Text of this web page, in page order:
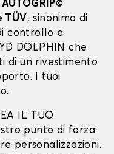
TÜV, sinonimo di
controllo e
DOLPHIN che
di un rivestimento
I tuoi
IL TUO
punto di forza:
personalizzazioni.